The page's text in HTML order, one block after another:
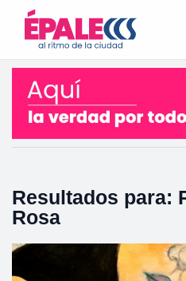
Resultados para:
Rosa